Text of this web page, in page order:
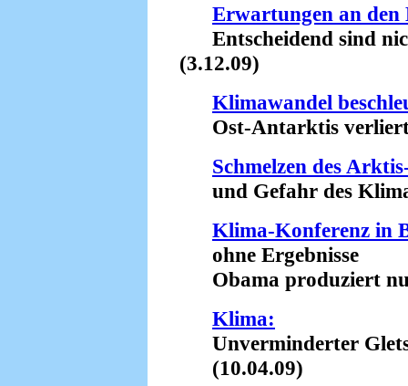
Erwartungen an
Entscheidend sind
(3.12.09)
Klimawandel
Ost-Antarktis verliert
Schmelzen des
und Gefahr des
Klima-Konferenz in
ohne Ergebnisse
Obama produziert
Klima:
Unverminderter
(10.04.09)